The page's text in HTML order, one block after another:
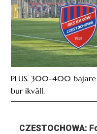
PLUS. 300-400
bur ikväll.
CZESTOCHOWA: